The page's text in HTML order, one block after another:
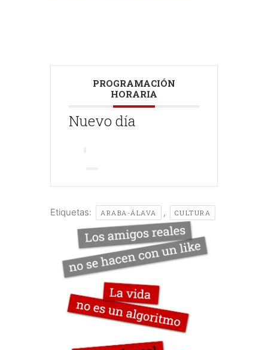
PROGRAMACIÓN
HORARIA
Nuevo día
Etiquetas: ARABA-ÁLAVA , CULTURA